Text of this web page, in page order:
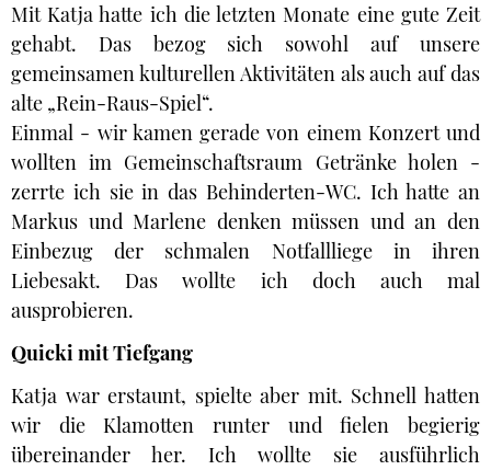
Mit Katja hatte ich die letzten Monate eine gute Zeit
gehabt. Das bezog sich sowohl auf unsere
gemeinsamen kulturellen Aktivitäten als auch auf das
alte „Rein-Raus-Spiel“.
Einmal - wir kamen gerade von einem Konzert und
wollten im Gemeinschaftsraum Getränke holen -
zerrte ich sie in das Behinderten-WC. Ich hatte an
Markus und Marlene denken müssen und an den
Einbezug der schmalen Notfallliege in ihren
Liebesakt. Das wollte ich doch auch mal
ausprobieren.
Quicki mit Tiefgang
Katja war erstaunt, spielte aber mit. Schnell hatten
wir die Klamotten runter und fielen begierig
übereinander her. Ich wollte sie ausführlich